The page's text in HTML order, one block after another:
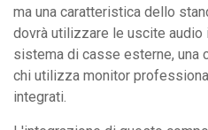
ma una caratteristica dello
dovrà utilizzare le uscite audio
sistema di casse esterne, una
chi utilizza monitor
integrati.